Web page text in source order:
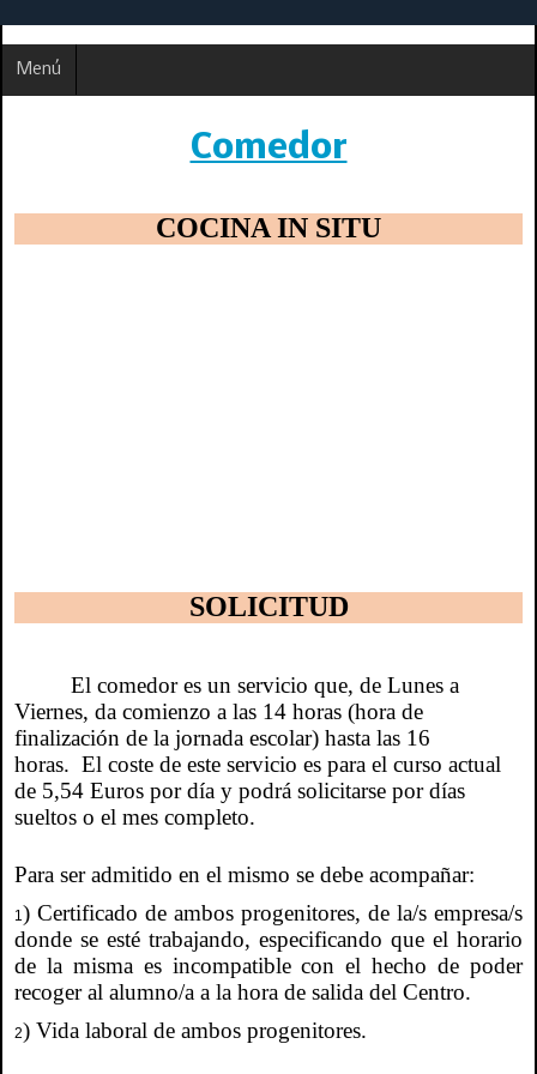
Menú
Comedor
COCINA IN SITU
SOLICITUD
El comedor es un servicio que, de Lunes a
Viernes, da comienzo a las 14 horas (hora de
finalización de la jornada escolar) hasta las 16
horas. El coste de este servicio es para el curso actual
de 5,54 Euros por día y podrá solicitarse por días
sueltos o el mes completo.
Para ser admitido en el mismo se debe acompañar:
1) Certificado de ambos progenitores, de la/s empresa/s
donde se esté trabajando, especificando que el horario
de la misma es incompatible con el hecho de poder
recoger al alumno/a a la hora de salida del Centro.
2) Vida laboral de ambos progenitores.